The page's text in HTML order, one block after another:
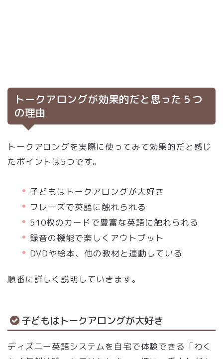
トークアロングが効果的だと思った５つ
の理由
トークアロングを実際に使ってみて効果的だと感じ
たポイントは5つです。
子どもはトークアロングが大好き
フレーズで英語に触れられる
510枚のカードで豊富な英語に触れられる
録音の機能で楽しくアウトプット
DVDや絵本、他の教材と連動している
順番に詳しく説明していきます。
子どもはトークアロングが大好き
ディズニー英語システムを自宅で体験できる「わく